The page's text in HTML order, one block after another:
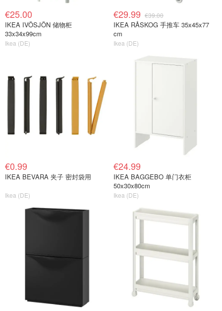
€25.00
IKEA IVÖSJÖN 储物柜
33x34x99cm
Ikea (DE)
€29.99 €39.00
IKEA RÅSKOG 手推车 35x45x77
cm
Ikea (DE)
€0.99
IKEA BEVARA 夹子 密封袋用
Ikea (DE)
€24.99
IKEA BAGGEBO 单门衣柜
50x30x80cm
Ikea (DE)